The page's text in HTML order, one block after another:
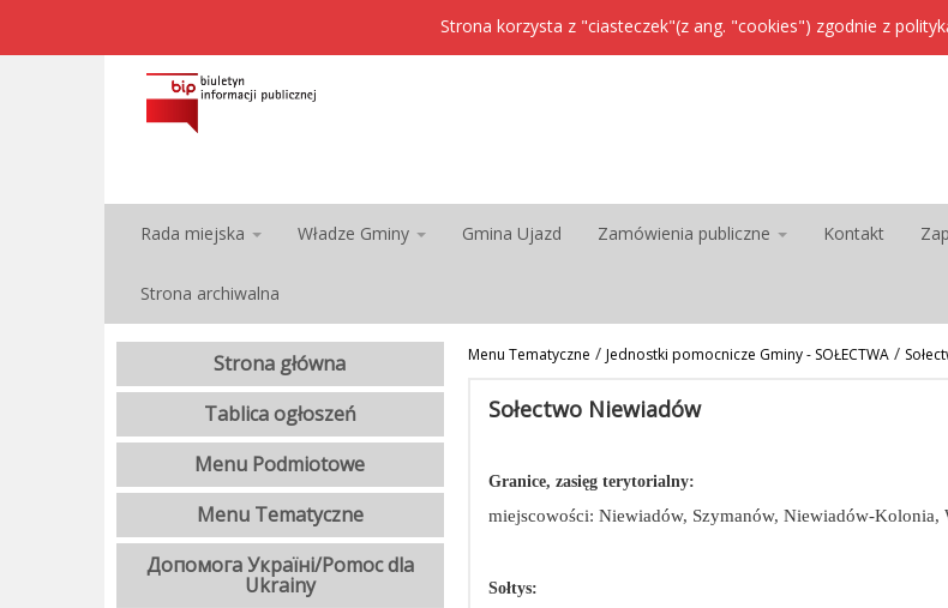
Strona korzysta z "ciasteczek"(z ang. "cookies") zgodnie z
Rada miejska Władze Gminy Gmina Ujazd Zamówienia publiczne Kontakt
Strona archiwalna
Menu Tematyczne / Jednostki pomocnicze Gminy - SOŁECTWA/
Sołectwo Niewiadów
Granice, zasięg terytorialny:
miejscowości: Niewiadów, Szymanów, Niewiadów-Kolonia,
Sołtys:
Strona główna
Tablica ogłoszeń
Menu Podmiotowe
Menu Tematyczne
Допомога Україні/Pomoc dla
Ukrainy